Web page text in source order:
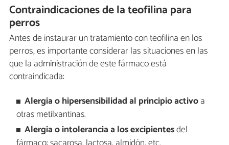
Contraindicaciones de la teofilina para
perros
Antes de instaurar un tratamiento con teofilina en los
perros, es importante considerar las situaciones en las
que la administración de este fármaco está
contraindicada:
Alergia o hipersensibilidadal principio activoa
otras metilxantinas.
Alergia o intoleranciaa los excipientesdel